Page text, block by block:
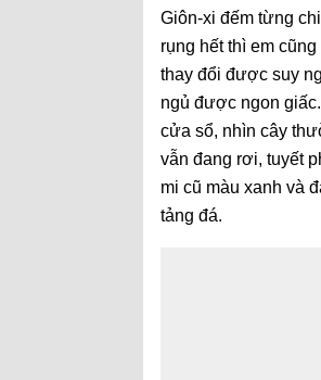
Giôn-xi đếm từng
rụng hết thì em
thay đổi được suy
ngủ được ngon
cửa sổ, nhìn cây
vẫn đang rơi, tuyết
mi cũ màu xanh và
tảng đá.